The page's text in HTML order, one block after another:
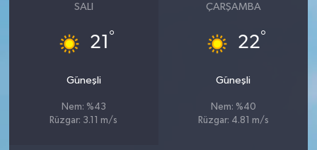
SALI
21 °
Güneşli
Nem: %43
Rüzgar: 3.11 m/s
ÇARŞAMBA
22°
Güneşli
Nem: %40
Rüzgar: 4.81 m/s